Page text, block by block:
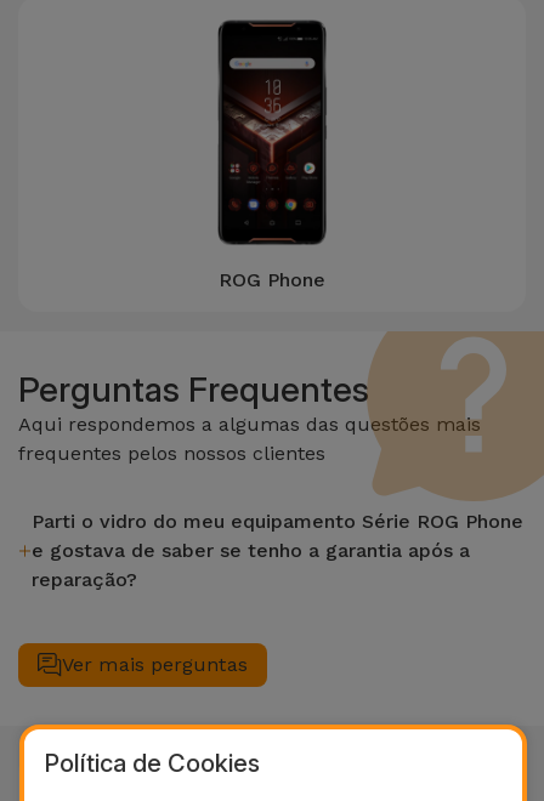
ROG Phone
Perguntas Frequentes
Aqui respondemos a algumas das questões mais
frequentes pelos nossos clientes
Parti o vidro do meu equipamento Série ROG Phone
e gostava de saber se tenho a garantia após a
reparação?
Série ROG Phone numa loja iServices fica com garantia
vitalícia nas funções de LCD e Touch.
Ver mais perguntas
Política de Cookies